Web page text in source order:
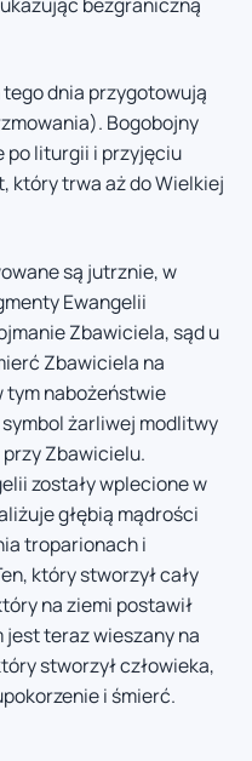
dnia przygotowują
Bogobojny
po liturgii i przyjęciu
który trwa aż do Wielkiej
są jutrznie, w
Ewangelii
Zbawiciela, sąd u
Zbawiciela na
tym nabożeństwie
żarliwej modlitwy
Zbawicielu.
zostały wplecione w
głębią mądrości
troparionach i
który stworzył cały
na ziemi postawił
jest teraz wieszany na
stworzył człowieka,
i śmierć.